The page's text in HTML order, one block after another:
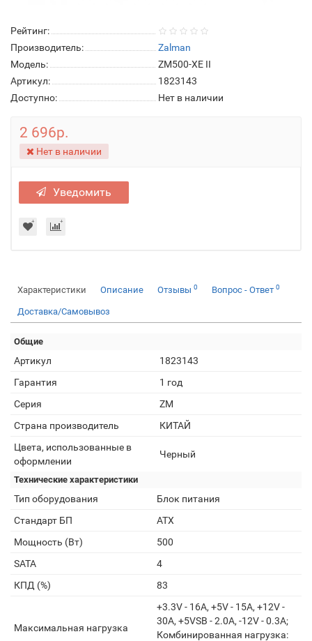
Рейтинг:
Производитель:
Zalman
Модель:
ZM500-XE II
Артикул:
1823143
Доступно:
Нет в наличии
2 696р.
Нет в наличии
Уведомить
Характеристики Описание Отзывы 0 Вопрос - Ответ 0
Доставка/Самовывоз
Общие
Артикул
1823143
Гарантия
1 год
Серия
ZM
Страна производитель
КИТАЙ
Цвета, использованные в
оформлении
Черный
Технические характеристики
Тип оборудования
Блок питания
Стандарт БП
ATX
Мощность (Вт)
500
SATA
4
КПД (%)
83
Максимальная нагрузка
+3.3V - 16A, +5V - 15A, +12V -
30A, +5VSB - 2.0A, -12V - 0.3A;
Комбинированная нагрузка: